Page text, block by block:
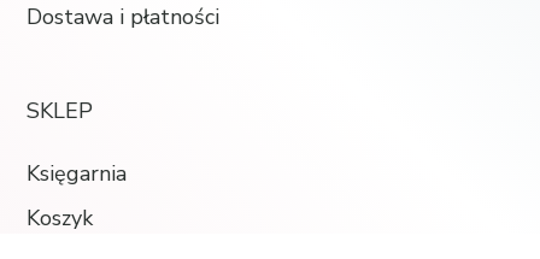
Dostawa i płatności
SKLEP
Księgarnia
Koszyk